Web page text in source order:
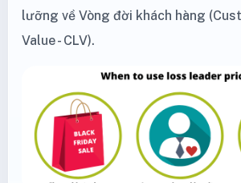
lưỡng về Vòng đời khách hàng
Value - CLV).